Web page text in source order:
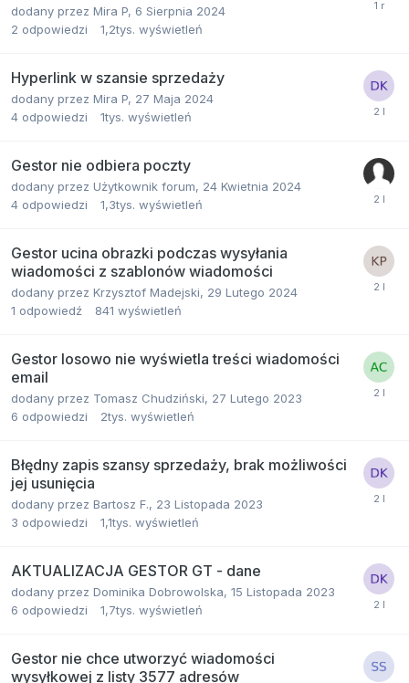
dodany przez Mira P, 6 Sierpnia 2024
2 odpowiedzi 1,2tys. wyświetleń
Hyperlink w szansie sprzedaży
dodany przez Mira P, 27 Maja 2024
4 odpowiedzi 1tys. wyświetleń
Gestor nie odbiera poczty
dodany przez Użytkownik forum, 24 Kwietnia 2024
4 odpowiedzi 1,3tys. wyświetleń
Gestor ucina obrazki podczas wysyłania
wiadomości z szablonów wiadomości
dodany przez Krzysztof Madejski, 29 Lutego 2024
1 odpowiedź 841 wyświetleń
Gestor losowo nie wyświetla treści wiadomości
email
dodany przez Tomasz Chudziński, 27 Lutego 2023
6 odpowiedzi 2tys. wyświetleń
Błędny zapis szansy sprzedaży, brak możliwości
jej usunięcia
dodany przez Bartosz F., 23 Listopada 2023
3 odpowiedzi 1,1tys. wyświetleń
AKTUALIZACJA GESTOR GT - dane
dodany przez Dominika Dobrowolska, 15 Listopada 2023
6 odpowiedzi 1,7tys. wyświetleń
Gestor nie chce utworzyć wiadomości
wysyłkowej z listy 3577 adresów